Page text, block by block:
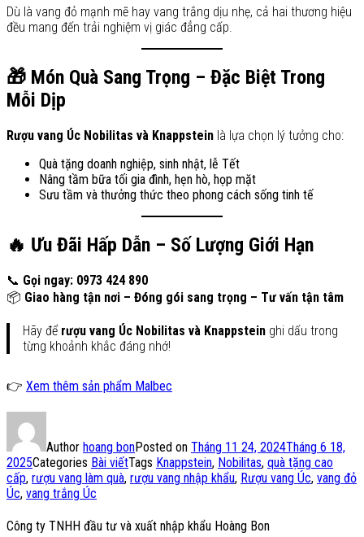
Dù là vang đỏ mạnh mẽ hay vang trắng dịu nhẹ, cả hai thương hiệu
đều mang đến trải nghiệm vị giác đẳng cấp.
🎁 Món Quà Sang Trọng – Đặc Biệt Trong
Mỗi Dịp
Rượu vang Úc Nobilitas và Knappstein là lựa chọn lý tưởng cho:
Quà tặng doanh nghiệp, sinh nhật, lễ Tết
Nâng tầm bữa tối gia đình, hẹn hò, họp mặt
Sưu tầm và thưởng thức theo phong cách sống tinh tế
🔥 Ưu Đãi Hấp Dẫn – Số Lượng Giới Hạn
📞 Gọi ngay: 0973 424 890
📦 Giao hàng tận nơi – Đóng gói sang trọng – Tư vấn tận tâm
Hãy để rượu vang Úc Nobilitas và Knappstein ghi dấu trong
từng khoảnh khắc đáng nhớ!
👉 Xem thêm sản phẩm Malbec
Author hoang bonPosted on Tháng 11 24, 2024Tháng 6 18,
2025Categories Bài viếtTags Knappstein, Nobilitas, quà tặng cao
cấp, rượu vang làm quà, rượu vang nhập khẩu, Rượu vang Úc, vang đỏ
Úc, vang trắng Úc
Công ty TNHH đầu tư và xuất nhập khẩu Hoàng Bon